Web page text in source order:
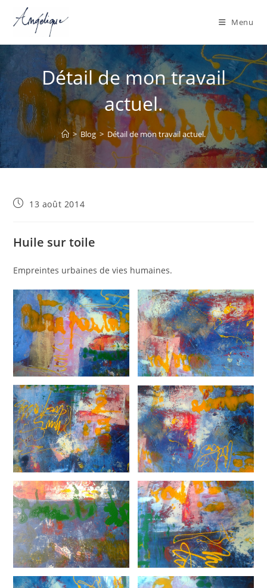
content
Menu
Détail de mon travail
actuel.
> Blog > Détail de mon travail actuel.
Publication
13 août 2014
Huile sur toile
Empreintes urbaines de vies humaines.